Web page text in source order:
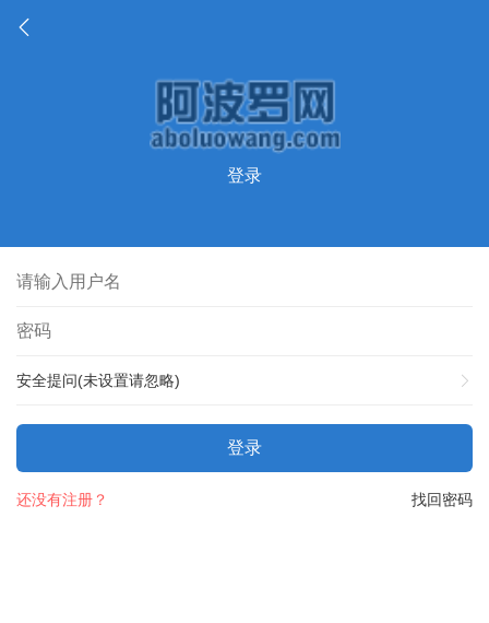
登录
安全提问(未设置请忽略)
登录
找回密码
还没有注册？